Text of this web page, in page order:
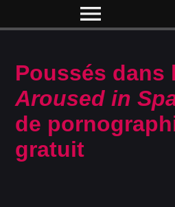
menu
Poussés dans
Aroused in
de
gratuit